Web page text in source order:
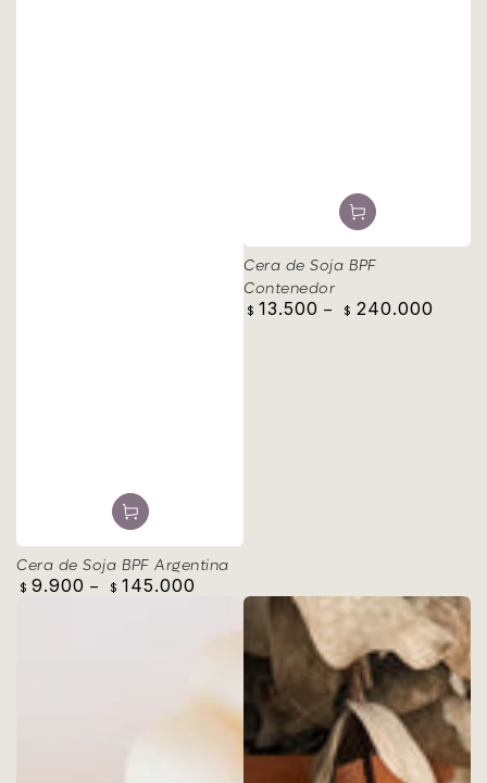
Cera de Soja BPF Argentina
Precio
$ 9.900 $ 145.000
Cera de Soja BPF
Contenedor
Precio
$ 13.500 $ 240.000